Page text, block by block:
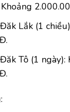
Lắk (1
Tô (1 ngày):